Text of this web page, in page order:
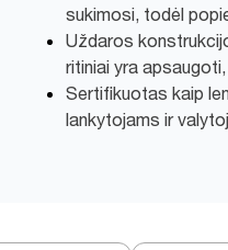
sukimosi, todėl
Uždaros
ritiniai yra
Sertifikuotas kaip
lankytojams ir